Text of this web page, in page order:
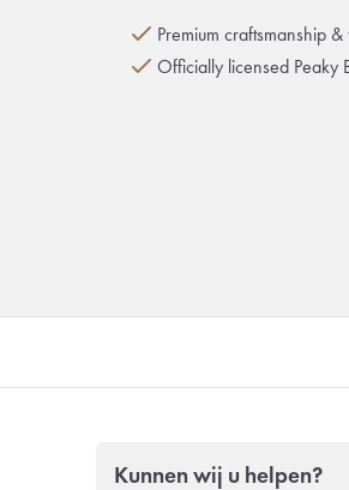
Premium craftsmanship &
Officially licensed Peaky
Kunnen wij u helpen?